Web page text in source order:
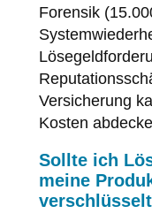
Forensik
Versicherung
Kosten
Sollte ich
meine